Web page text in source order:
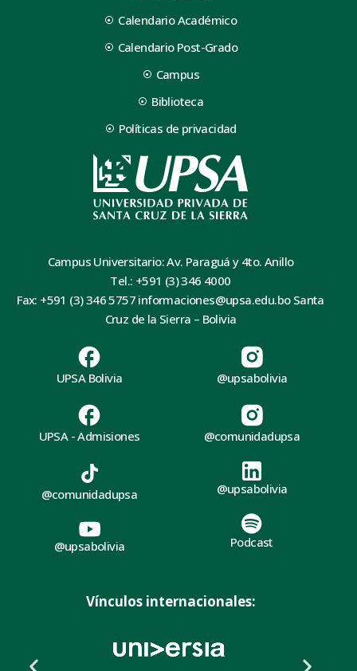
Calendario Académico
Calendario Post-Grado
Campus
Biblioteca
Políticas de privacidad
Campus Universitario: Av. Paraguá y 4to. Anillo
Tel.: +591 (3) 346 4000
Fax: +591 (3) 346 5757 informaciones@upsa.edu.bo Santa
Cruz de la Sierra – Bolivia
UPSA Bolivia
UPSA - Admisiones
@upsabolivia
@comunidadupsa
@comunidadupsa
@upsabolivia
@upsabolivia
Podcast
Vínculos internacionales: